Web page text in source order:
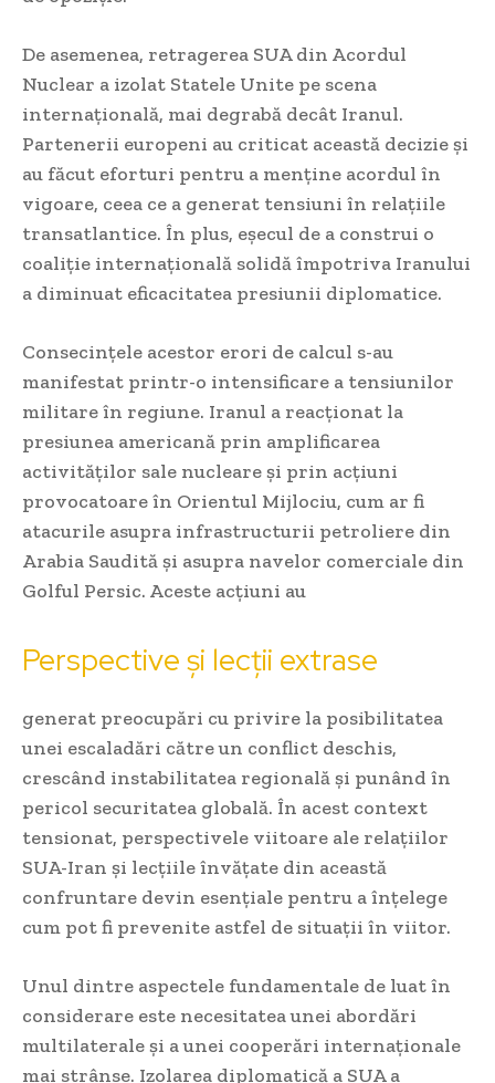
De asemenea, retragerea SUA din Acordul
Nuclear a izolat Statele Unite pe scena
internațională, mai degrabă decât Iranul.
Partenerii europeni au criticat această decizie și
au făcut eforturi pentru a menține acordul în
vigoare, ceea ce a generat tensiuni în relațiile
transatlantice. În plus, eșecul de a construi o
coaliție internațională solidă împotriva Iranului
a diminuat eficacitatea presiunii diplomatice.
Consecințele acestor erori de calcul s-au
manifestat printr-o intensificare a tensiunilor
militare în regiune. Iranul a reacționat la
presiunea americană prin amplificarea
activităților sale nucleare și prin acțiuni
provocatoare în Orientul Mijlociu, cum ar fi
atacurile asupra infrastructurii petroliere din
Arabia Saudită și asupra navelor comerciale din
Golful Persic. Aceste acțiuni au
Perspective și lecții extrase
generat preocupări cu privire la posibilitatea
unei escaladări către un conflict deschis,
crescând instabilitatea regională și punând în
pericol securitatea globală. În acest context
tensionat, perspectivele viitoare ale relațiilor
SUA-Iran și lecțiile învățate din această
confruntare devin esențiale pentru a înțelege
cum pot fi prevenite astfel de situații în viitor.
Unul dintre aspectele fundamentale de luat în
considerare este necesitatea unei abordări
multilaterale și a unei cooperări internaționale
mai strânse. Izolarea diplomatică a SUA a